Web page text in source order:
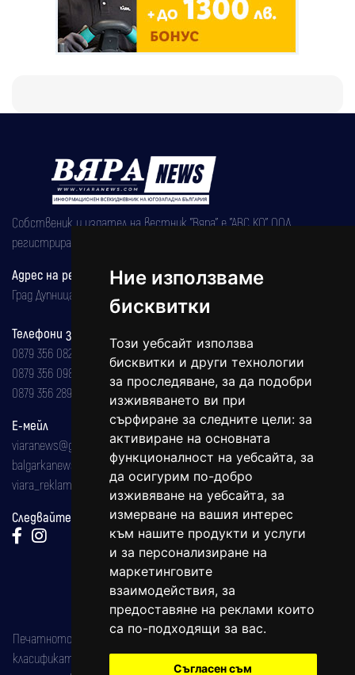
Ние използваме
бисквитки
Този уебсайт използва
бисквитки и други технологии
за проследяване, за да подобри
изживяването ви при
сърфиране за следните цели: за
активиране на основната
функционалност на уебсайта, за
да осигурим по-добро
изживяване на уебсайта, за
измерване на вашия интерес
към нашите продукти и услуги
и за персонализиране на
маркетинговите
взаимодействия, за
предоставяне на реклами които
са по-подходящи за вас.
Съгласен съм
Собственик и издател на вестник "Вяра" е "АВС КО" ООД,
регистрирана на 08.05.2002 година.
Адрес на редакцията
Град Дупница, ул.''Христо Ботев" 43
Телефони за реклама и абонаменти
0879 356 082
0879 356 098
0879 356 289
Е-мейл
viaranews@gmail.com
balgarkanews@gmail.com
viara_reklama@mail.bg
Следвайте ни:
Печатното издание на вестника е регистрирано в националния
класификатор на печатните издания (Българска национална